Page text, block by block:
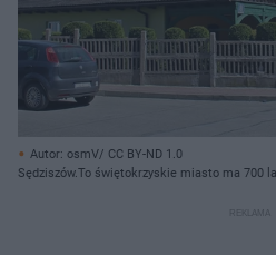
Autor: osmV/ CC BY-ND 1.0
Sędziszów.To świętokrzyskie miasto ma 700